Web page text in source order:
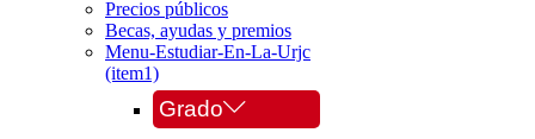
Precios públicos
Becas, ayudas y premios
Menu-Estudiar-En-La-Urjc
(item1)
Grado